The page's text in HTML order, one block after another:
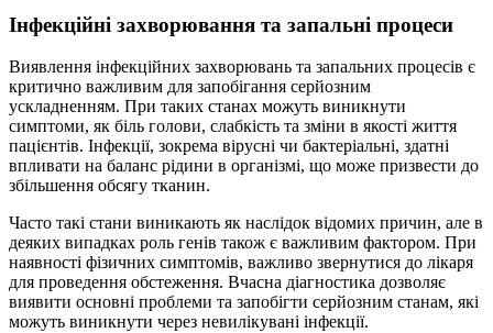
Інфекційні захворювання та запальні процеси
Виявлення інфекційних захворювань та запальних процесів є
критично важливим для запобігання серйозним
ускладненням. При таких станах можуть виникнути
симптоми, як біль голови, слабкість та зміни в якості життя
пацієнтів. Інфекції, зокрема вірусні чи бактеріальні, здатні
впливати на баланс рідини в організмі, що може призвести до
збільшення обсягу тканин.
Часто такі стани виникають як наслідок відомих причин, але в
деяких випадках роль генів також є важливим фактором. При
наявності фізичних симптомів, важливо звернутися до лікаря
для проведення обстеження. Вчасна діагностика дозволяє
виявити основні проблеми та запобігти серйозним станам, які
можуть виникнути через невилікувані інфекції.